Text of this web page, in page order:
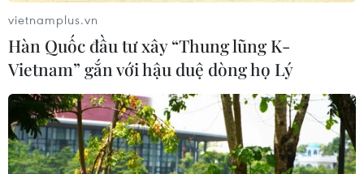
Sơn La hỗ trợ người dân di dời khỏi
nơi nguy hiểm do mưa lũ
06/08/2026 02:50
Xem thêm
vietnamplus.vn
Hàn Quốc đầu tư xây “Thung lũng K-
Vietnam” gắn với hậu duệ dòng họ Lý